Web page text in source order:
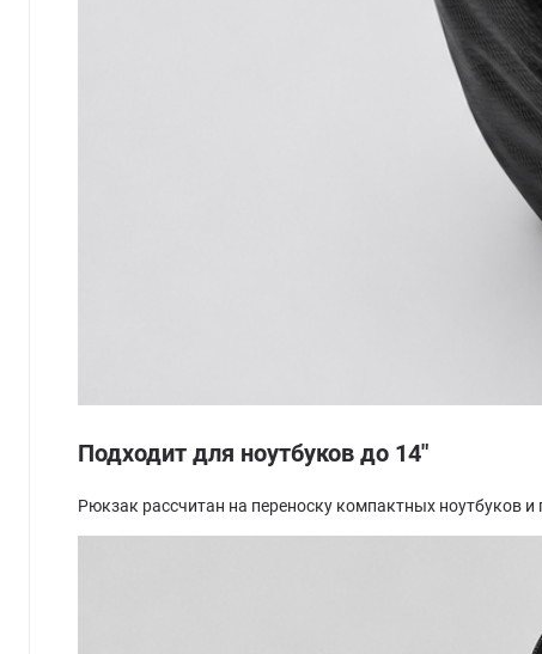
Подходит для ноутбуков до 14"
Рюкзак рассчитан на переноску компактных ноутбуков и